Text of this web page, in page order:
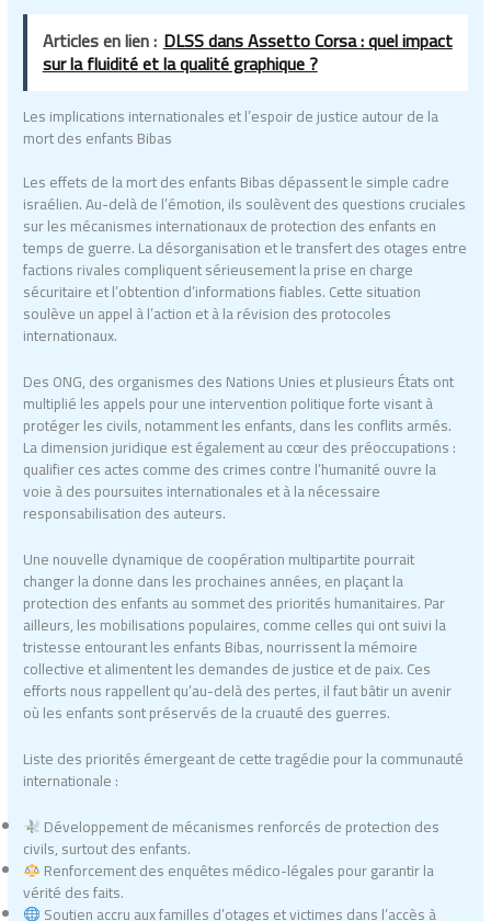
Articles en lien : DLSS dans Assetto Corsa : quel impact
sur la fluidité et la qualité graphique ?
Les implications internationales et l’espoir de justice autour de la
mort des enfants Bibas
Les effets de la mort des enfants Bibas dépassent le simple cadre
israélien. Au-delà de l’émotion, ils soulèvent des questions cruciales
sur les mécanismes internationaux de protection des enfants en
temps de guerre. La désorganisation et le transfert des otages entre
factions rivales compliquent sérieusement la prise en charge
sécuritaire et l’obtention d’informations fiables. Cette situation
soulève un appel à l’action et à la révision des protocoles
internationaux.
Des ONG, des organismes des Nations Unies et plusieurs États ont
multiplié les appels pour une intervention politique forte visant à
protéger les civils, notamment les enfants, dans les conflits armés.
La dimension juridique est également au cœur des préoccupations :
qualifier ces actes comme des crimes contre l’humanité ouvre la
voie à des poursuites internationales et à la nécessaire
responsabilisation des auteurs.
Une nouvelle dynamique de coopération multipartite pourrait
changer la donne dans les prochaines années, en plaçant la
protection des enfants au sommet des priorités humanitaires. Par
ailleurs, les mobilisations populaires, comme celles qui ont suivi la
tristesse entourant les enfants Bibas, nourrissent la mémoire
collective et alimentent les demandes de justice et de paix. Ces
efforts nous rappellent qu’au-delà des pertes, il faut bâtir un avenir
où les enfants sont préservés de la cruauté des guerres.
Liste des priorités émergeant de cette tragédie pour la communauté
internationale :
Développement de mécanismes renforcés de protection des
civils, surtout des enfants.
Renforcement des enquêtes médico-légales pour garantir la
vérité des faits.
Soutien accru aux familles d’otages et victimes dans l’accès à